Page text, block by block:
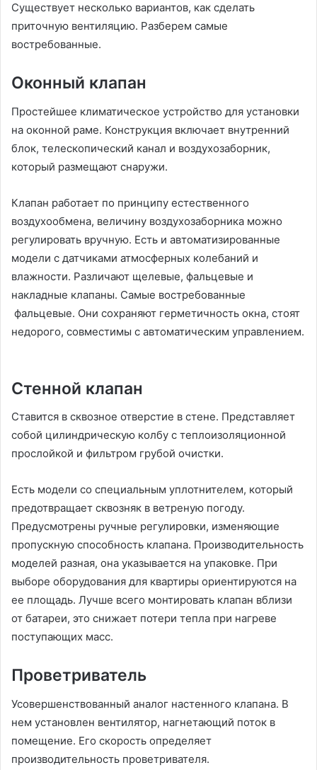
Существует несколько вариантов, как сделать
приточную вентиляцию. Разберем самые
востребованные.
Оконный клапан
Простейшее климатическое устройство для установки
на оконной раме. Конструкция включает внутренний
блок, телескопический канал и воздухозаборник,
который размещают снаружи.
Клапан работает по принципу естественного
воздухообмена, величину воздухозаборника можно
регулировать вручную. Есть и автоматизированные
модели с датчиками атмосферных колебаний и
влажности. Различают щелевые, фальцевые и
накладные клапаны. Самые востребованные
фальцевые. Они сохраняют герметичность окна, стоят
недорого, совместимы с автоматическим управлением.
Стенной клапан
Ставится в сквозное отверстие в стене. Представляет
собой цилиндрическую колбу с теплоизоляционной
прослойкой и фильтром грубой очистки.
Есть модели со специальным уплотнителем, который
предотвращает сквозняк в ветреную погоду.
Предусмотрены ручные регулировки, изменяющие
пропускную способность клапана. Производительность
моделей разная, она указывается на упаковке. При
выборе оборудования для квартиры ориентируются на
ее площадь. Лучше всего монтировать клапан вблизи
от батареи, это снижает потери тепла при нагреве
поступающих масс.
Проветриватель
Усовершенствованный аналог настенного клапана. В
нем установлен вентилятор, нагнетающий поток в
помещение. Его скорость определяет
производительность проветривателя.